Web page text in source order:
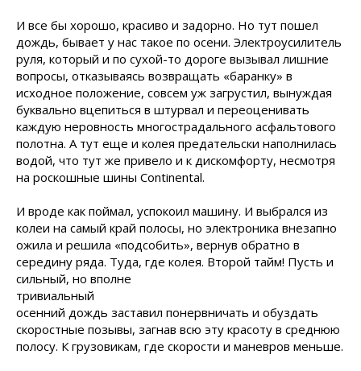
И все бы хорошо, красиво и задорно. Но тут пошел
дождь, бывает у нас такое по осени. Электроусилитель
руля, который и по сухой-то дороге вызывал лишние
вопросы, отказываясь возвращать «баранку» в
исходное положение, совсем уж загрустил, вынуждая
буквально вцепиться в штурвал и переоценивать
каждую неровность многострадального асфальтового
полотна. А тут еще и колея предательски наполнилась
водой, что тут же привело и к дискомфорту, несмотря
на роскошные шины Continental.
И вроде как поймал, успокоил машину. И выбрался из
колеи на самый край полосы, но электроника внезапно
ожила и решила «подсобить», вернув обратно в
середину ряда. Туда, где колея. Второй тайм! Пусть и
сильный, но вполне
тривиальный
осенний дождь заставил понервничать и обуздать
скоростные позывы, загнав всю эту красоту в среднюю
полосу. К грузовикам, где скорости и маневров меньше.